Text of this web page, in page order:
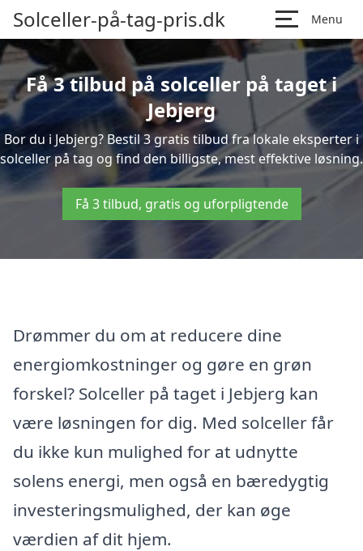
Solceller-på-tag-pris.dk Menu
Få 3 tilbud på solceller på taget i
Jebjerg
Bor du i Jebjerg? Bestil 3 gratis tilbud fra lokale eksperter i
solceller på tag og find den billigste, mest effektive løsning.
Få 3 tilbud, gratis og uforpligtende
Drømmer du om at reducere dine
energiomkostninger og gøre en grøn
forskel? Solceller på taget i Jebjerg kan
være løsningen for dig. Med solceller får
du ikke kun mulighed for at udnytte
solens energi, men også en bæredygtig
investeringsmulighed, der kan øge
værdien af dit hjem.